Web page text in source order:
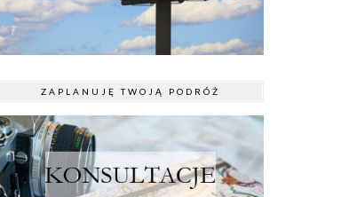
ZAPLANUJĘ TWOJĄ PODRÓŻ